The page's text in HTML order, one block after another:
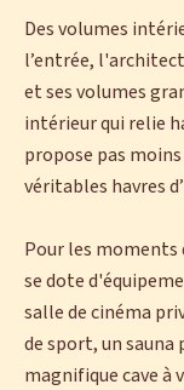
Des volumes
l’entrée,
et ses volumes
intérieur qui relie
propose pas
véritables havres
Pour les
se dote
salle de cinéma
de sport, un sauna
magnifique cave à